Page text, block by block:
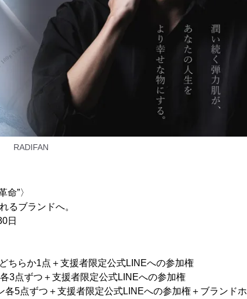
RADIFAN
”〉
ランドへ。
日
ちらか1点＋支援者限定公式LINEへの参加権
3点ずつ＋支援者限定公式LINEへの参加権
5点ずつ＋支援者限定公式LINEへの参加権＋ブランドホ